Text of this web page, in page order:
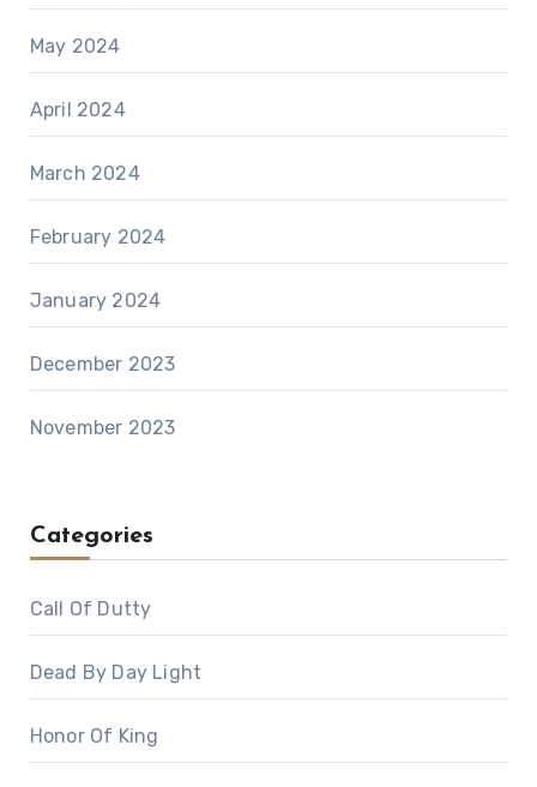
May 2024
April 2024
March 2024
February 2024
January 2024
December 2023
November 2023
Categories
Call Of Dutty
Dead By Day Light
Honor Of King